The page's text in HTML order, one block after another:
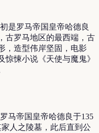
是罗马帝国皇帝哈德良
古罗马地区的最西端，古
，造型伟岸坚固，电影
惊悚小说《天使与魔鬼》
马帝国皇帝哈德良于135
人之陵墓，此后直到公